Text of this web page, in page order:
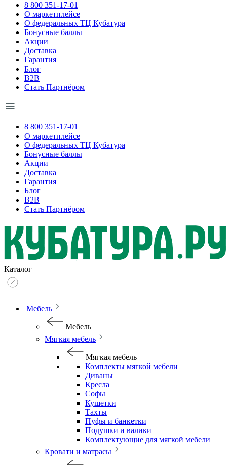
8 800 351-17-01
О маркетплейсе
О федеральных ТЦ Кубатура
Бонусные баллы
Акции
Доставка
Гарантия
Блог
B2B
Стать Партнёром
8 800 351-17-01
О маркетплейсе
О федеральных ТЦ Кубатура
Бонусные баллы
Акции
Доставка
Гарантия
Блог
B2B
Стать Партнёром
Каталог
Мебель
Мебель
Мягкая мебель
Мягкая мебель
Комплекты мягкой мебели
Диваны
Кресла
Софы
Кушетки
Тахты
Пуфы и банкетки
Подушки и валики
Комплектующие для мягкой мебели
Кровати и матрасы